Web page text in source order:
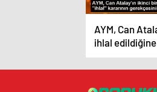
AYM, Can
ihlal